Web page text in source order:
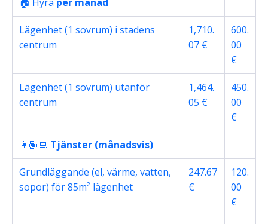
Lägenhet (1 sovrum) i stadens
centrum
1,710.
07 €
600.
00
€
Lägenhet (1 sovrum) utanför
centrum
1,464.
05 €
450.
00
€
👩🏽‍💻 Tjänster (månadsvis)
Grundläggande (el, värme, vatten,
sopor) för 85m² lägenhet
247.67
€
120.
00
€